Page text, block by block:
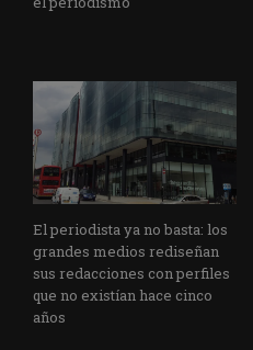
El periodista ya no basta: los
grandes medios rediseñan
sus redacciones con perfiles
que no existían hace cinco
años